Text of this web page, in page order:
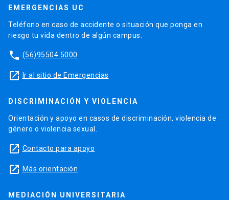
EMERGENCIAS UC
Teléfono en caso de accidente o situación que ponga en
riesgo tu vida dentro de algún campus.
phone (56)95504 5000
launch Ir al sitio de Emergencias
DISCRIMINACIÓN Y VIOLENCIA
Orientación y apoyo en casos de discriminación, violencia de
género o violencia sexual.
launch Contacto para apoyo
launch Más orientación
MEDIACIÓN UNIVERSITARIA